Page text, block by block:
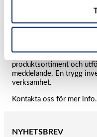
10 års garanti
MAFAs
långsiktighet. Vi
produktsortiment och
meddelande. En trygg
verksamhet.
Kontakta oss för mer info.
NYHETSBREV